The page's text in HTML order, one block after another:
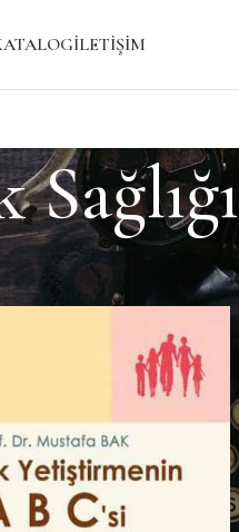
İLETIŞIM
Göster